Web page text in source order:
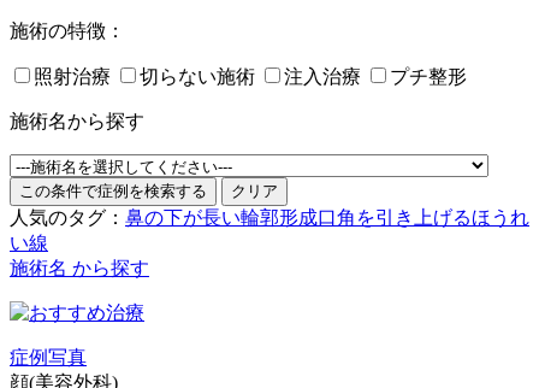
施術の特徴：
照射治療 切らない施術 注入治療 プチ整形
施術名から探す
人気のタグ： 鼻の下が長い輪郭形成口角を引き上げるほうれ
い線
施術名 から探す
症例写真
顔(美容外科)